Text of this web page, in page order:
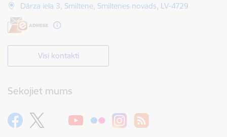
Dārza iela 3, Smiltene, Smiltenes novads, LV-4729
Visi kontakti
Sekojiet mums